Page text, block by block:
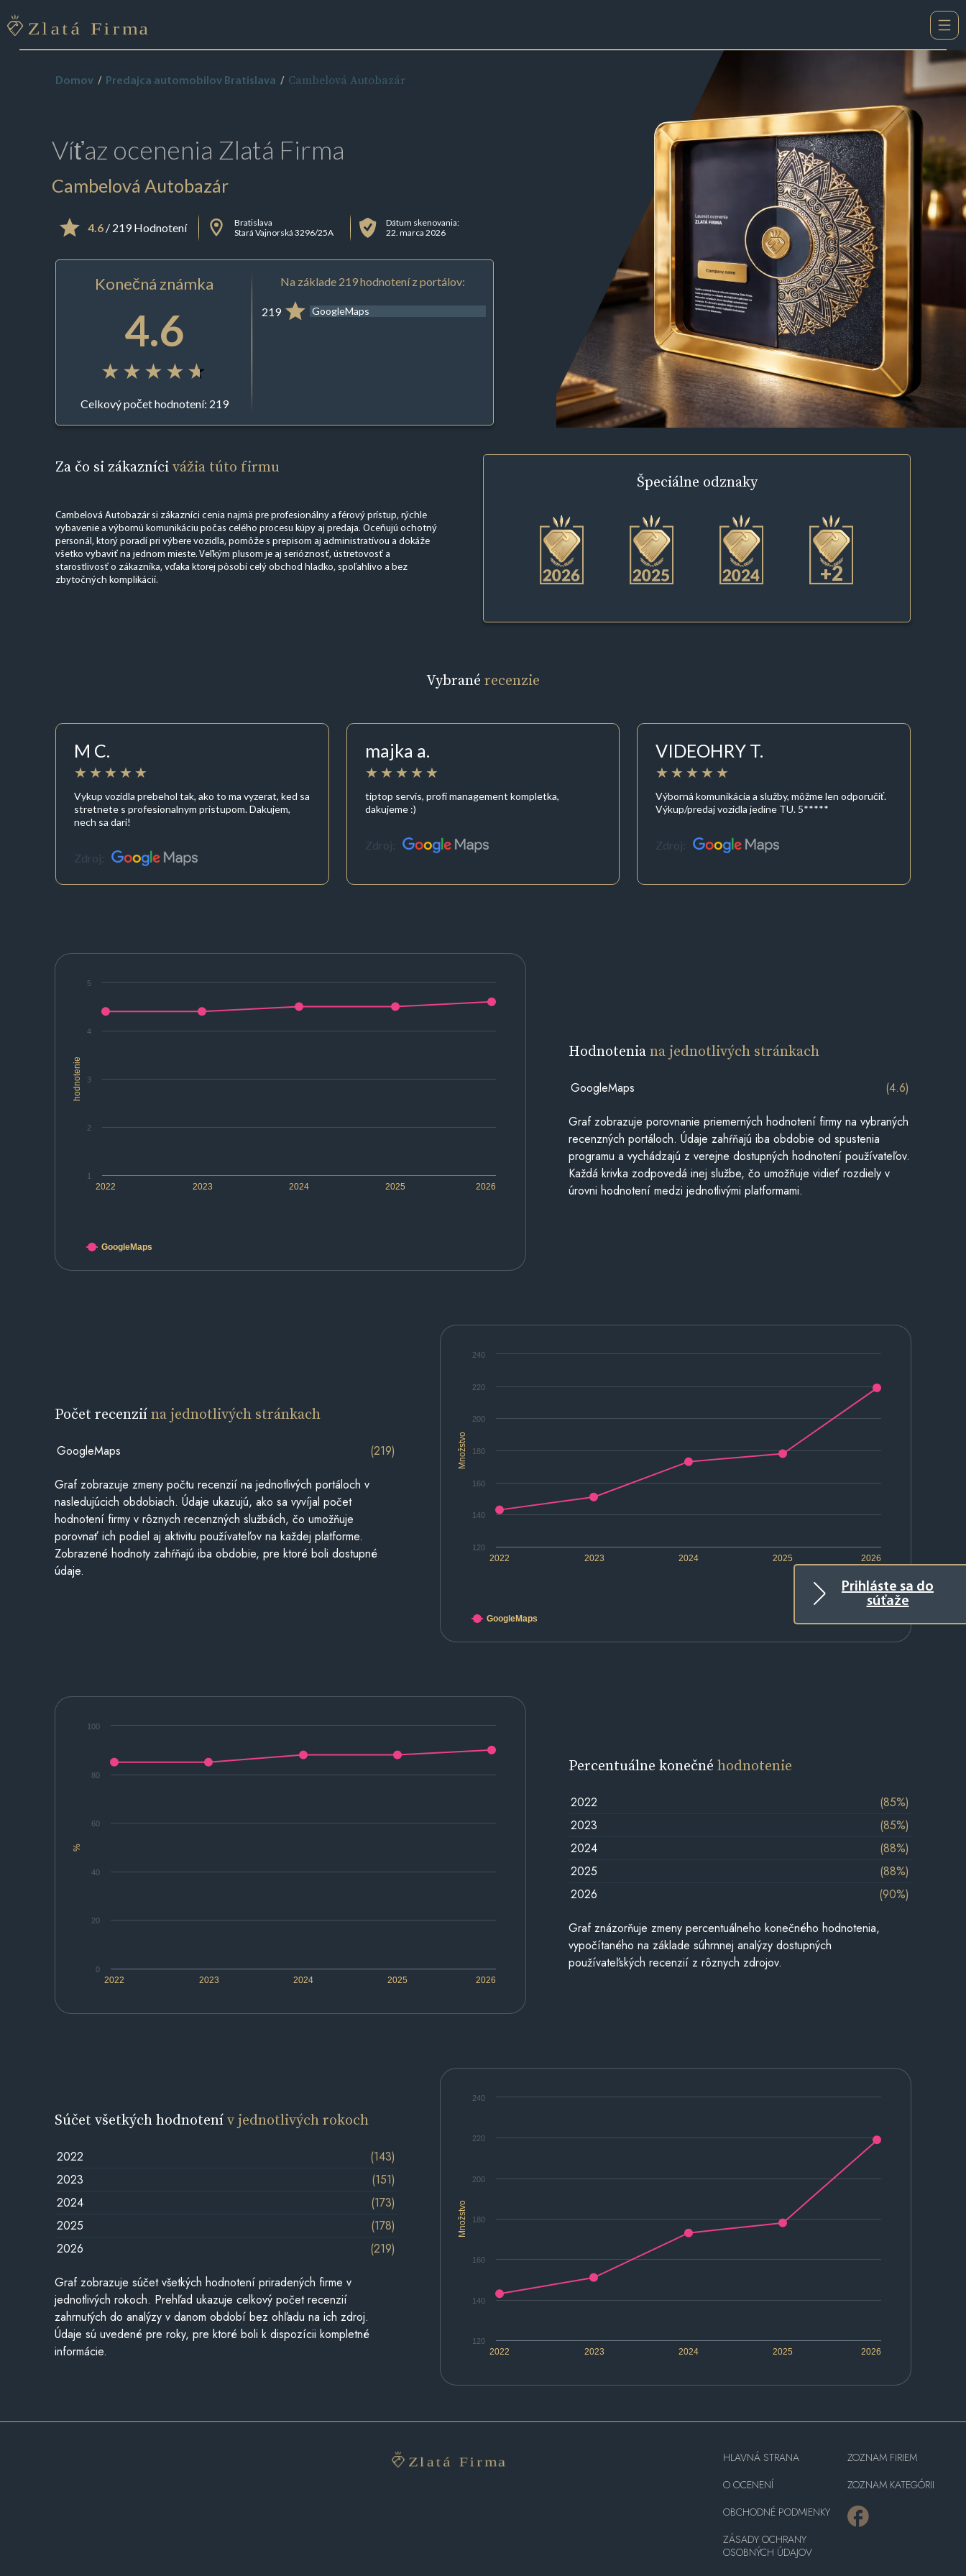
Prihláste sa do
súťaže
Domov Predajca automobilov Bratislava Cambelová Autobazár
Víťaz ocenenia Zlatá Firma
Cambelová Autobazár
4.6/ 219 Hodnotení
Bratislava
Stará Vajnorská 3296/25A
Dátum skenovania:
22. marca 2026
Konečná známka
4.6
Celkový počet hodnotení: 219
Na základe 219 hodnotení z portálov:
219 GoogleMaps
Za čo si zákaznícivážia túto firmu
Cambelová Autobazár si zákazníci cenia najmä pre profesionálny a férový prístup, rýchle
vybavenie a výbornú komunikáciu počas celého procesu kúpy aj predaja. Oceňujú ochotný
personál, ktorý poradí pri výbere vozidla, pomôže s prepisom aj administratívou a dokáže
všetko vybaviť na jednom mieste. Veľkým plusom je aj serióznosť, ústretovosť a
starostlivosť o zákazníka, vďaka ktorej pôsobí celý obchod hladko, spoľahlivo a bez
zbytočných komplikácií.
Špeciálne odznaky
+2
Vybrané recenzie
M C.
Vykup vozidla prebehol tak, ako to ma vyzerat, ked sa
stretnete s profesionalnym pristupom. Dakujem,
nech sa dari!
Zdroj:
majka a.
tiptop servis, profi management kompletka,
dakujeme :)
Zdroj:
VIDEOHRY T.
Výborná komunikácia a služby, môžme len odporučiť.
Výkup/predaj vozidla jedine TU. 5*****
Zdroj:
hodnotenie
2022 2023 2024 2025 2026
1
2
3
4
5
GoogleMaps
Hodnoteniana jednotlivých stránkach
GoogleMaps (4.6)
Graf zobrazuje porovnanie priemerných hodnotení firmy na vybraných
recenzných portáloch. Údaje zahŕňajú iba obdobie od spustenia
programu a vychádzajú z verejne dostupných hodnotení používateľov.
Každá krivka zodpovedá inej službe, čo umožňuje vidieť rozdiely v
úrovni hodnotení medzi jednotlivými platformami.
Množstvo
2022 2023 2024 2025 2026
120
140
160
180
200
220
240
GoogleMaps
Počet recenziína jednotlivých stránkach
GoogleMaps (219)
Graf zobrazuje zmeny počtu recenzií na jednotlivých portáloch v
nasledujúcich obdobiach. Údaje ukazujú, ako sa vyvíjal počet
hodnotení firmy v rôznych recenzných službách, čo umožňuje
porovnať ich podiel aj aktivitu používateľov na každej platforme.
Zobrazené hodnoty zahŕňajú iba obdobie, pre ktoré boli dostupné
údaje.
%
2022 2023 2024 2025 2026
0
20
40
60
80
100
Percentuálne konečnéhodnotenie
2022
(85%)
2023
(85%)
2024
(88%)
2025
(88%)
2026
(90%)
Graf znázorňuje zmeny percentuálneho konečného hodnotenia,
vypočítaného na základe súhrnnej analýzy dostupných
používateľských recenzií z rôznych zdrojov.
Množstvo
2022 2023 2024 2025 2026
120
140
160
180
200
220
240
Súčet všetkých hodnotenív jednotlivých rokoch
2022
(143)
2023
(151)
2024
(173)
2025
(178)
2026
(219)
Graf zobrazuje súčet všetkých hodnotení priradených firme v
jednotlivých rokoch. Prehľad ukazuje celkový počet recenzií
zahrnutých do analýzy v danom období bez ohľadu na ich zdroj.
Údaje sú uvedené pre roky, pre ktoré boli k dispozícii kompletné
informácie.
HLAVNÁ STRANA
O OCENENÍ
OBCHODNÉ PODMIENKY
ZÁSADY OCHRANY
OSOBNÝCH ÚDAJOV
ZOZNAM FIRIEM
ZOZNAM KATEGÓRII